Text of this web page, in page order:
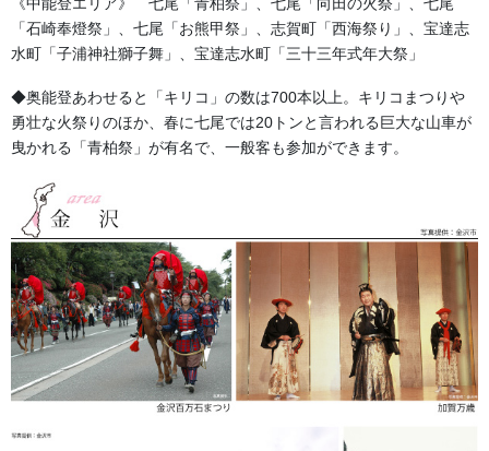
ハンテンの手書きのラフスケッチや作成したい
題材のアイデアや色のやりとりをいたします。
「石崎奉燈祭」、七尾「お熊甲祭」、志賀町「西海祭り」、宝達志
水町「子浦神社獅子舞」、宝達志水町「三十三年式年大祭」
◆奥能登あわせると「キリコ」の数は700本以上。キリコまつりや
勇壮な火祭りのほか、春に七尾では20トンと言われる巨大な山車が
曳かれる「青柏祭」が有名で、一般客も参加ができます。